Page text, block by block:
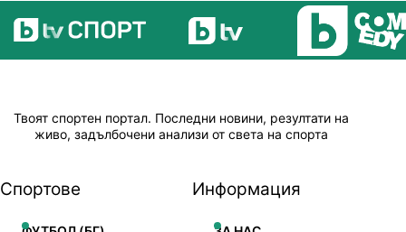
Твоят спортен портал. Последни новини, резултати на
живо, задълбочени анализи от света на спорта
Спортове Информация